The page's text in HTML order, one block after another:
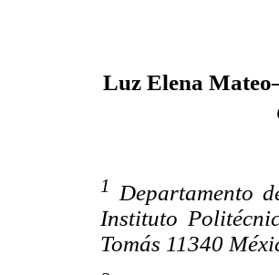
Luz Elena
1
Departamento
Instituto
Tomás 11340